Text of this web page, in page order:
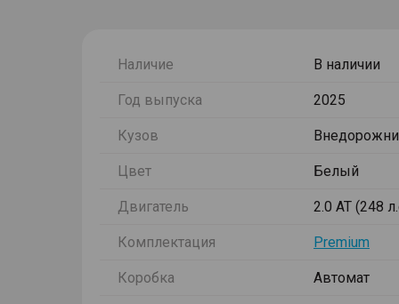
Наличие В наличии
Год выпуска 2025
Кузов
Цвет Белый
Двигатель 2.0 AT (248
Комплектация Premium
Коробка Автомат